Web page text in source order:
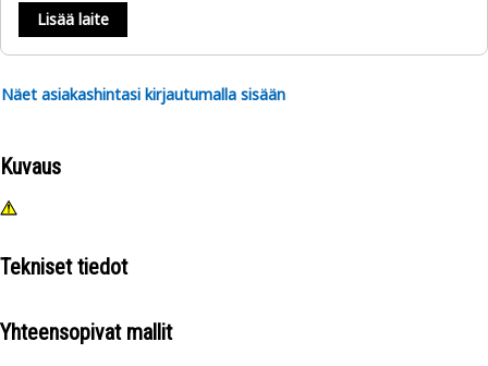
Lisää laite
Näet asiakashintasi kirjautumalla sisään
Kuvaus
Tekniset tiedot
Yhteensopivat mallit